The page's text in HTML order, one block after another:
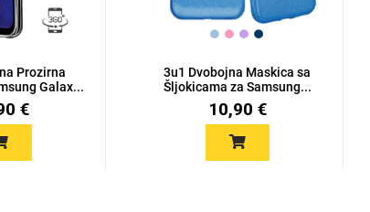
Prozirna
Galax...
€
3u1 Dvobojna Maskica sa
Šljokicama za Samsung...
10,90 €